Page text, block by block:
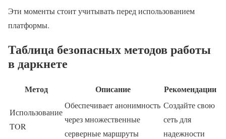
Эти моменты стоит учитывать перед использованием
платформы.
Таблица безопасных методов работы
в даркнете
Метод Описание Рекомендации
Использование
TOR
Обеспечивает анонимность
через множественные
серверные маршруты
Создайте свою
сеть для
надежности